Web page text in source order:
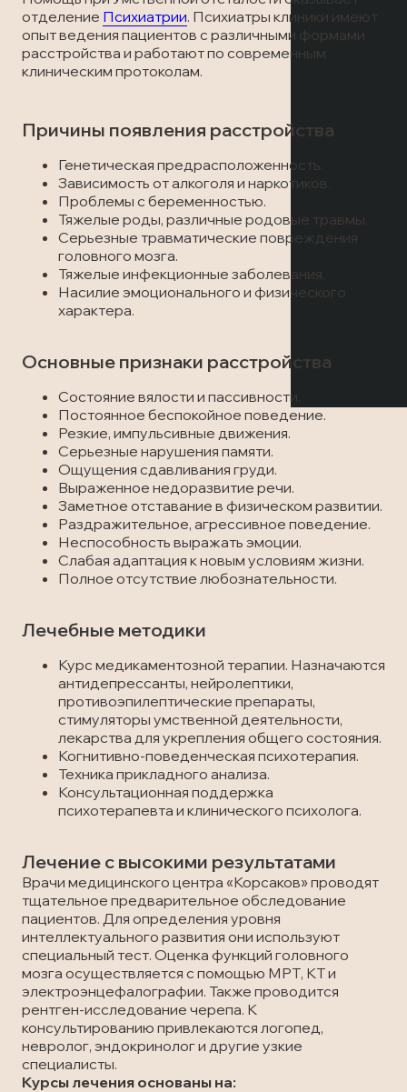
Лечение алкоголизма
Лечение в стационаре
Скорая медицинская помощь
Онлайн-консультация
Вызов врача
Запись на прием
Статьи
отделение Психиатрии. Психиатры клиники имеют
опыт ведения пациентов с различными формами
расстройства и работают по современным
клиническим протоколам.
Причины появления расстройства
Генетическая предрасположенность.
Зависимость от алкоголя и наркотиков.
Проблемы с беременностью.
Тяжелые роды, различные родовые травмы.
Серьезные травматические повреждения
головного мозга.
Тяжелые инфекционные заболевания.
Насилие эмоционального и физического
характера.
Основные признаки расстройства
Состояние вялости и пассивности.
Постоянное беспокойное поведение.
Резкие, импульсивные движения.
Серьезные нарушения памяти.
Ощущения сдавливания груди.
Выраженное недоразвитие речи.
Заметное отставание в физическом развитии.
Раздражительное, агрессивное поведение.
Неспособность выражать эмоции.
Слабая адаптация к новым условиям жизни.
Полное отсутствие любознательности.
Лечебные методики
Курс медикаментозной терапии. Назначаются
антидепрессанты, нейролептики,
противоэпилептические препараты,
стимуляторы умственной деятельности,
лекарства для укрепления общего состояния.
Когнитивно-поведенческая психотерапия.
Техника прикладного анализа.
Консультационная поддержка
психотерапевта и клинического психолога.
Лечение с высокими результатами
Врачи медицинского центра «Корсаков» проводят
тщательное предварительное обследование
пациентов. Для определения уровня
интеллектуального развития они используют
специальный тест. Оценка функций головного
мозга осуществляется с помощью МРТ, КТ и
электроэнцефалографии. Также проводится
рентген-исследование черепа. К
консультированию привлекаются логопед,
невролог, эндокринолог и другие узкие
специалисты.
Курсы лечения основаны на: